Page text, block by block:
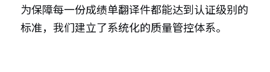
为保障每一份成绩单翻译件都能达到认证级别的
标准，我们建立了系统化的质量管控体系。